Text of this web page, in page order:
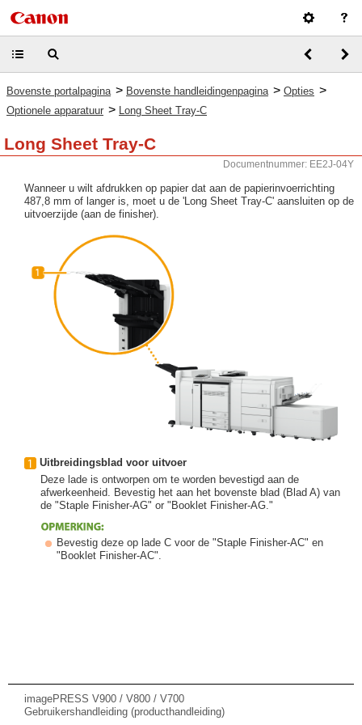
Bovenste portalpagina > Bovenste handleidingenpagina > Opties >
Optionele apparatuur > Long Sheet Tray-C
Long Sheet Tray-C
Documentnummer: EE2J-04Y
Wanneer u wilt afdrukken op papier dat aan de papierinvoerrichting
487,8 mm of langer is, moet u de 'Long Sheet Tray-C' aansluiten op de
uitvoerzijde (aan de finisher).
Uitbreidingsblad voor uitvoer
Deze lade is ontworpen om te worden bevestigd aan de
afwerkeenheid. Bevestig het aan het bovenste blad (Blad A) van
de "Staple Finisher-AG" or "Booklet Finisher-AG."
Bevestig deze op lade C voor de "Staple Finisher-AC" en
"Booklet Finisher-AC".
imagePRESS V900 / V800 / V700
Gebruikershandleiding (producthandleiding)